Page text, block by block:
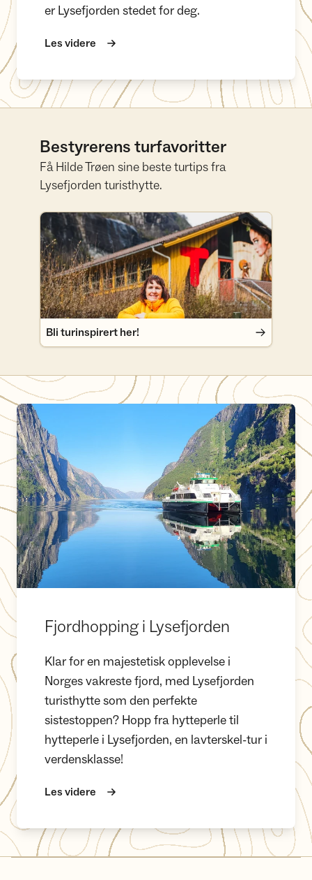
er Lysefjorden stedet for deg.
Les videre
Bestyrerens turfavoritter
Få Hilde Trøen sine beste turtips fra
Lysefjorden turisthytte.
Bli turinspirert her!
Bli turinspirert her!
Fjordhopping i Lysefjorden
Fjordhopping i Lysefjorden
Klar for en majestetisk opplevelse i
Norges vakreste fjord, med Lysefjorden
turisthytte som den perfekte
sistestoppen? Hopp fra hytteperle til
hytteperle i Lysefjorden, en lavterskel-tur i
verdensklasse!
Les videre